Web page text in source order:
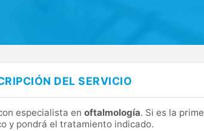
DEL SERVICIO
especialista en oftalmología. Si es la
y pondrá el tratamiento indicado.